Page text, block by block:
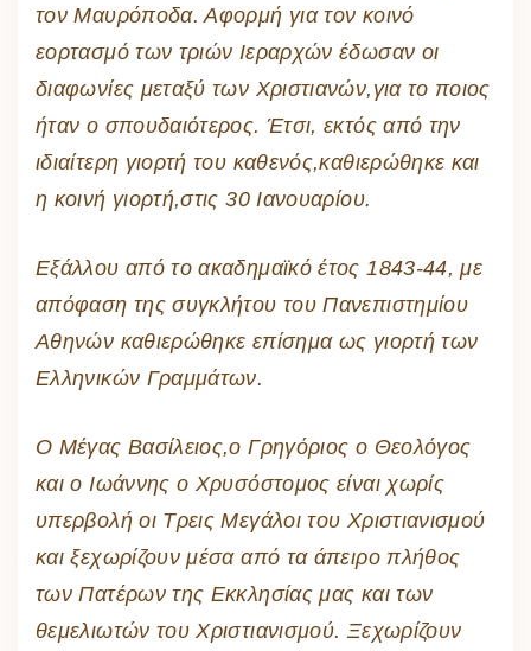
τον Μαυρόποδα. Αφορμή για τον κοινό
εορτασμό των τριών Ιεραρχών έδωσαν οι
διαφωνίες μεταξύ των Χριστιανών,για το ποιος
ήταν ο σπουδαιότερος. Έτσι, εκτός από την
ιδιαίτερη γιορτή του καθενός,καθιερώθηκε και
η κοινή γιορτή,στις 30 Ιανουαρίου.
Εξάλλου από το ακαδημαϊκό έτος 1843-44, με
απόφαση της συγκλήτου του Πανεπιστημίου
Αθηνών καθιερώθηκε επίσημα ως γιορτή των
Ελληνικών Γραμμάτων.
Ο Μέγας Βασίλειος,ο Γρηγόριος ο Θεολόγος
και ο Ιωάννης ο Χρυσόστομος είναι χωρίς
υπερβολή οι Τρεις Μεγάλοι του Χριστιανισμού
και ξεχωρίζουν μέσα από τα άπειρο πλήθος
των Πατέρων της Εκκλησίας μας και των
θεμελιωτών του Χριστιανισμού. Ξεχωρίζουν